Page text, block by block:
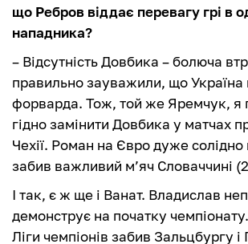
що Ребров віддає перевагу грі в
нападника?
– Відсутність Довбика – болюча
правильно зауважили, що Україна
форварда. Тож, той же Яремчук, я
гідно замінити Довбика у матчах
Чехії. Роман на Євро дуже солідно
забив важливий м’яч Словаччині
І так, є ж ще і Ванат. Владислав
демонструє на початку
Ліги чемпіонів забив Зальцбургу